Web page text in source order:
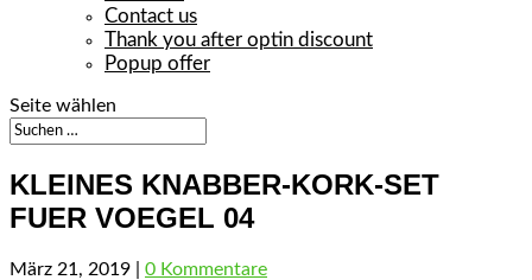
Contact us
Thank you after optin discount
Popup offer
Seite wählen
KLEINES KNABBER-KORK-SET
FUER VOEGEL 04
März 21, 2019 0 Kommentare